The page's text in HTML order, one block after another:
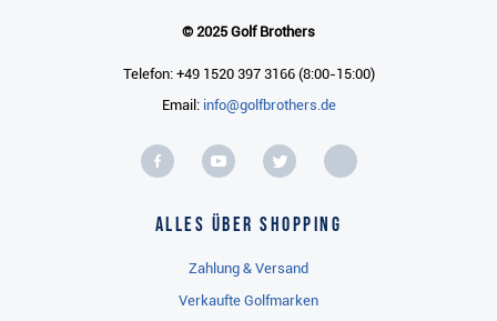
© 2025 Golf Brothers
Telefon: +49 1520 397 3166 (8:00-15:00)
Email: info@golfbrothers.de
Alles über Shopping
Zahlung & Versand
Verkaufte Golfmarken